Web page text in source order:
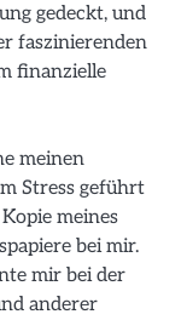
gedeckt, und
faszinierenden
finanzielle
meinen
Stress geführt
meines
bei mir.
mir bei der
anderer